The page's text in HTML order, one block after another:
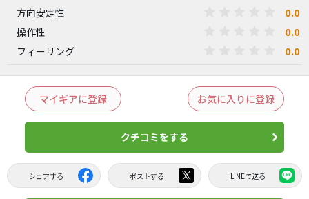
方向安定性 0.0
操作性 0.0
フィーリング 0.0
マイギアに登録 お気に入りに登録
クチコミをする
シェアする ポストする LINEで送る